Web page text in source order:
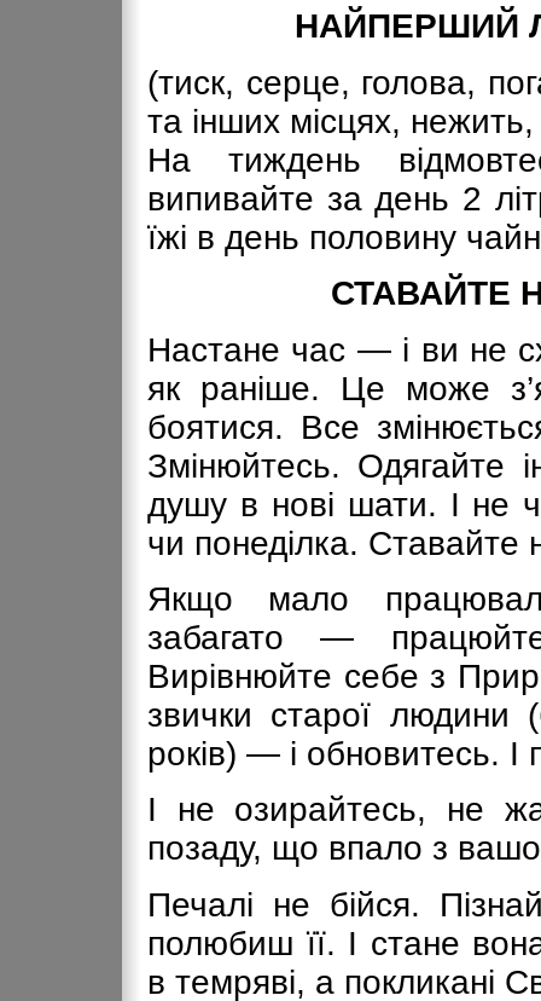
НАЙПЕРШИЙ
(тиск, серце, голова,
та інших місцях,
На тиждень
випивайте за день 2
їжі в день половину
Настане час — і ви не
як раніше. Це може
боятися. Все
Змінюйтесь. Одягайте
душу в нові шати. І не
чи понеділка.
Якщо мало
забагато —
Вирівнюйте себе з
звички старої людини
років) — і обновитесь.
І не озирайтесь, не
позаду, що впало з
Печалі не бійся.
полюбиш її. І стане
в темряві, а покликані